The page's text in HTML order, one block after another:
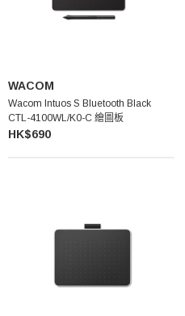
WACOM
Wacom Intuos S Bluetooth Black
CTL-4100WL/K0-C 繪圖板
HK$690